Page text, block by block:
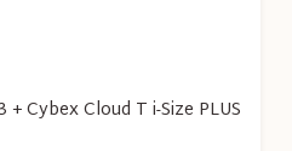
+ Cybex Cloud T i-Size PLUS